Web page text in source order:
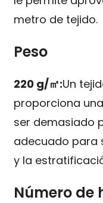
metro de tejido.
Peso
220 g/㎡:Un
proporciona
ser demasiado
adecuado para
y la
Número de